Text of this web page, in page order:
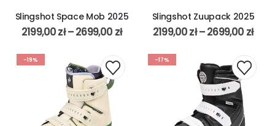
Slingshot Space Mob 2025
2199,00zł–2699,00 zł
Slingshot Zuupack 2025
2199,00zł–2699,00 zł
-19% -17%